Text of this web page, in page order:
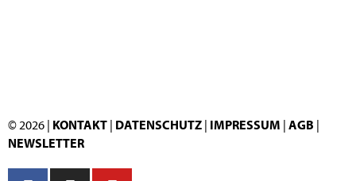
© 2026 | KONTAKT | DATENSCHUTZ | IMPRESSUM | AGB |
NEWSLETTER